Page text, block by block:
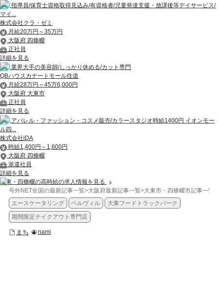
指導員/保育士資格取得見込み/有資格者/児童発達支援・放課後等デイサービス/
マイ...
株式会社クラ・ゼミ
月給20万円～35万円
大阪府 四條畷
正社員
詳細を見る
業界大手の美容師/しっかり休める/カット専門
QBハウスカナートモール住道
月給28万円～45万6,000円
大阪府 大東市
正社員
詳細を見る
アパレル・ファッション・コスメ販売/カラースタジオ時給1400円 イオンモー
ル四...
株式会社iDA
時給1,400円～1,600円
大阪府 四條畷
派遣社員
詳細を見る
大東・四條畷の高時給の求人情報を見る
号外NET全国の最新記事一覧>大阪府最新記事一覧>大東市・四條畷市記事一覧
エースケータリング
ベルヴィル 大東フードトラックパーク
期間限定テイクアウト専門店
まち nami